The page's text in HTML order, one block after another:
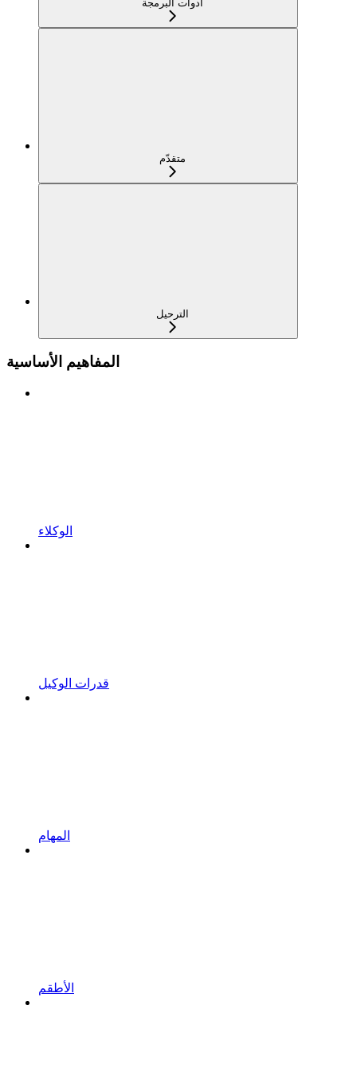
أدوات البرمجة
متقدّم
الترحيل
المفاهيم الأساسية
الوكلاء
قدرات الوكيل
المهام
الأطقم